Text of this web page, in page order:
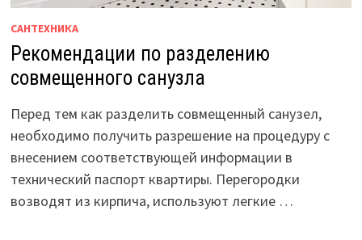
САНТЕХНИКА
Рекомендации по разделению
совмещенного санузла
Перед тем как разделить совмещенный санузел,
необходимо получить разрешение на процедуру с
внесением соответствующей информации в
технический паспорт квартиры. Перегородки
возводят из кирпича, используют легкие …